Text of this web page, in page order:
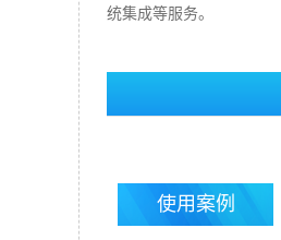
统集成等服务。
使用案例